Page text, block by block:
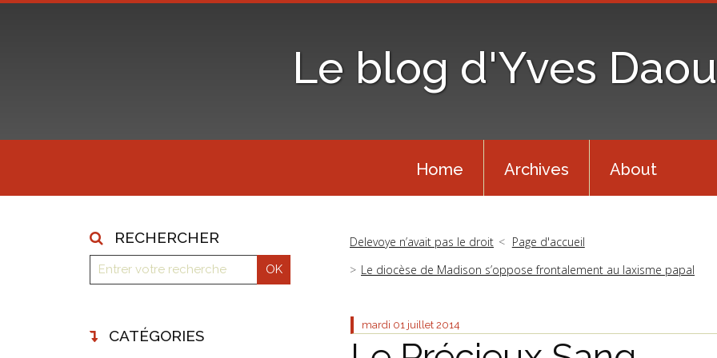
Le blog d'Yves
Home Archives About
RECHERCHER
CATÉGORIES
Delevoye n’avait pas le droit
Page d'accueil
Le diocèse de Madison s’oppose frontalement au laxisme papal
mardi 01 juillet 2014